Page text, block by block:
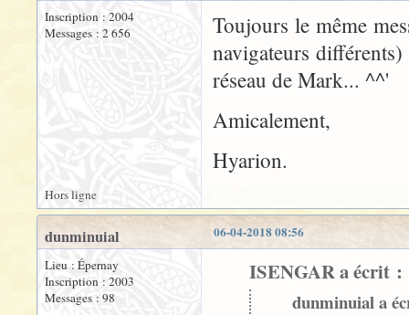
Inscription : 2004
Messages : 2 656
Toujours le même
navigateurs
réseau de Mark... ^^'
Amicalement,
Hyarion.
Hors ligne
06-04-2018 08:56
dunminuial
Lieu : Épernay
Inscription : 2003
Messages : 98
ISENGAR a écrit :
dunminuial a